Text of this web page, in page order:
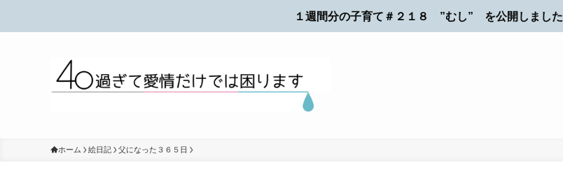
１週間分の子育て＃２１８ ”むし” を公開しました
ホーム 絵日記 父になった３６５日